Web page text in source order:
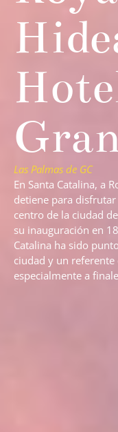
Las Palmas de GC
En Santa Catalina, a
detiene para
centro de la ciudad
su inauguración en
Catalina ha sido
ciudad y un
especialmente a